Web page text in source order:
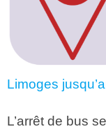
Limoges
L’arrêt de bus